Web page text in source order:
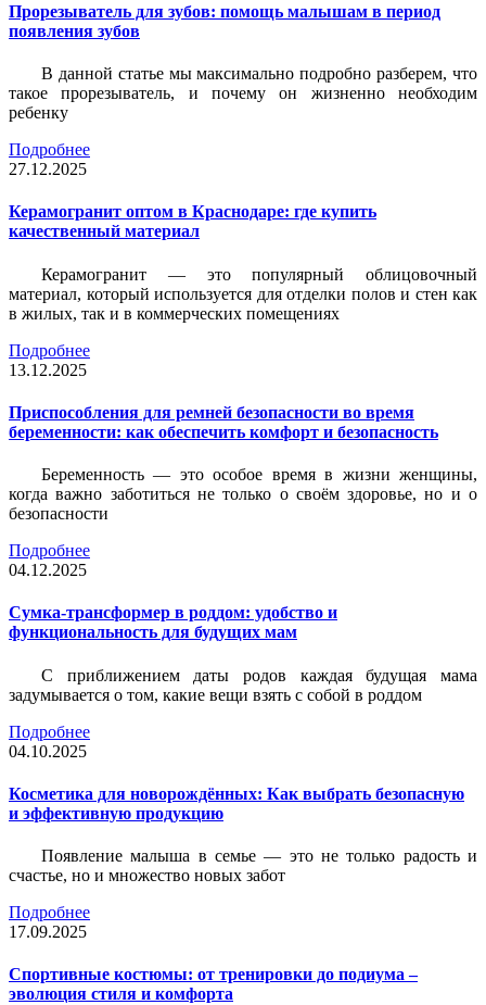
Прорезыватель для зубов: помощь малышам в период
появления зубов
В данной статье мы максимально подробно разберем, что
такое прорезыватель, и почему он жизненно необходим
ребенку
Подробнее
27.12.2025
Керамогранит оптом в Краснодаре: где купить
качественный материал
Керамогранит — это популярный облицовочный
материал, который используется для отделки полов и стен как
в жилых, так и в коммерческих помещениях
Подробнее
13.12.2025
Приспособления для ремней безопасности во время
беременности: как обеспечить комфорт и безопасность
Беременность — это особое время в жизни женщины,
когда важно заботиться не только о своём здоровье, но и о
безопасности
Подробнее
04.12.2025
Сумка-трансформер в роддом: удобство и
функциональность для будущих мам
С приближением даты родов каждая будущая мама
задумывается о том, какие вещи взять с собой в роддом
Подробнее
04.10.2025
Косметика для новорождённых: Как выбрать безопасную
и эффективную продукцию
Появление малыша в семье — это не только радость и
счастье, но и множество новых забот
Подробнее
17.09.2025
Спортивные костюмы: от тренировки до подиума –
эволюция стиля и комфорта